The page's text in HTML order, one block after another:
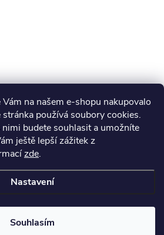
na našem e-shopu nakupovalo
používá soubory cookies.
budete souhlasit a umožníte
ještě lepší zážitek z
zde.
Nastavení
Souhlasím